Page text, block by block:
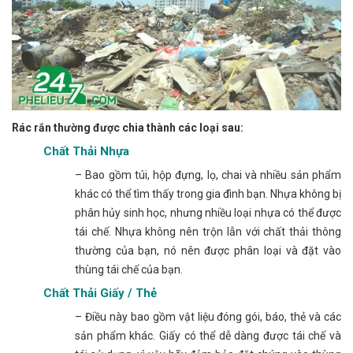
Rác rắn thường được chia thành các loại sau:
Chất Thải Nhựa
– Bao gồm túi, hộp đựng, lọ, chai và nhiều sản phẩm
khác có thể tìm thấy trong gia đình bạn. Nhựa không bị
phân hủy sinh học, nhưng nhiều loại nhựa có thể được
tái chế. Nhựa không nên trộn lẫn với chất thải thông
thường của bạn, nó nên được phân loại và đặt vào
thùng tái chế của bạn.
Chất Thải Giấy / Thẻ
– Điều này bao gồm vật liệu đóng gói, báo, thẻ và các
sản phẩm khác. Giấy có thể dễ dàng được tái chế và